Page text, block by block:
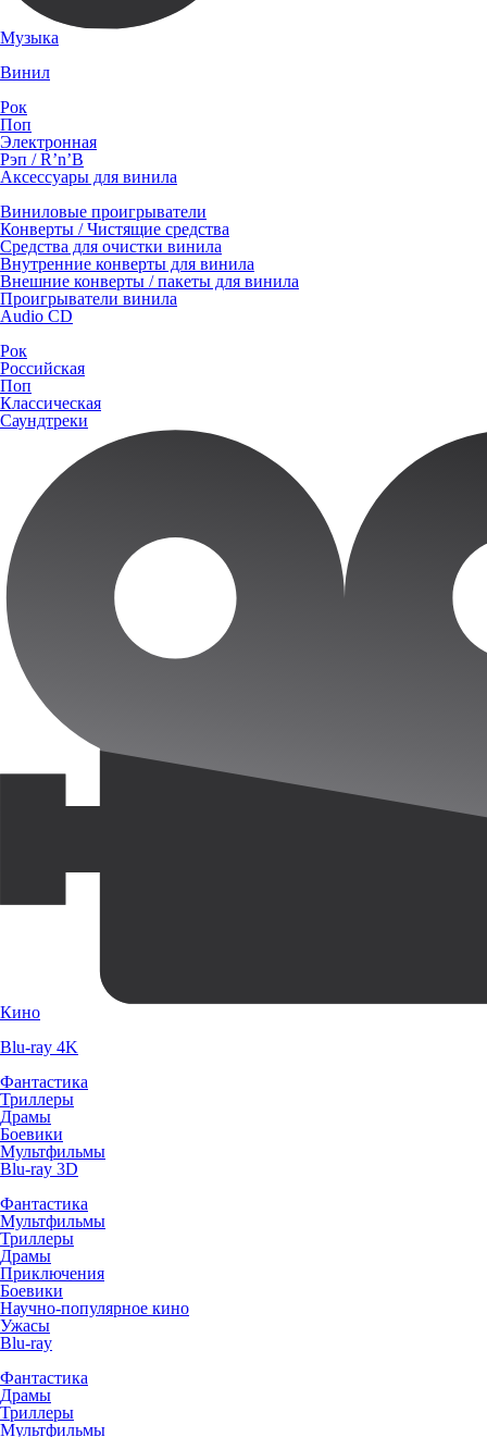
Музыка
Винил
Рок
Поп
Электронная
Рэп / R’n’B
Аксессуары для винила
Виниловые проигрыватели
Конверты / Чистящие средства
Средства для очистки винила
Внутренние конверты для винила
Внешние конверты / пакеты для винила
Проигрыватели винила
Audio CD
Рок
Российская
Поп
Классическая
Саундтреки
Кино
Blu-ray 4K
Фантастика
Триллеры
Драмы
Боевики
Мультфильмы
Blu-ray 3D
Фантастика
Мультфильмы
Триллеры
Драмы
Приключения
Боевики
Научно-популярное кино
Ужасы
Blu-ray
Фантастика
Драмы
Триллеры
Мультфильмы